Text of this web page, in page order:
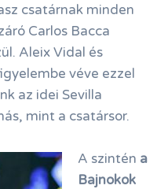
csatárnak minden
Carlos Bacca
Aleix Vidal és
véve ezzel
az idei Sevilla
mint a csatársor.
A szintén a
Bajnokok